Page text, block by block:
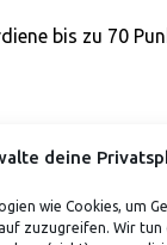
deine
wie Cookies, um
zuzugreifen. Wir tun
bis zu 70